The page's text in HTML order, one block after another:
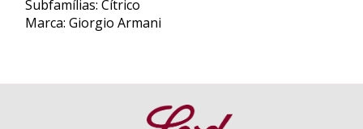
Subfamílias: Cítrico
Marca: Giorgio Armani